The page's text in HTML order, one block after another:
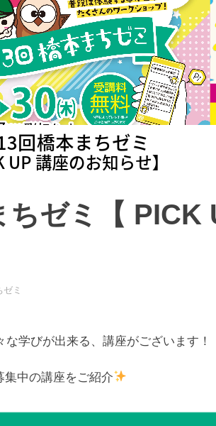
ちゼミ【 PICK
ゼミ
学びが出来る、講座がございます！
集中の講座をご紹介